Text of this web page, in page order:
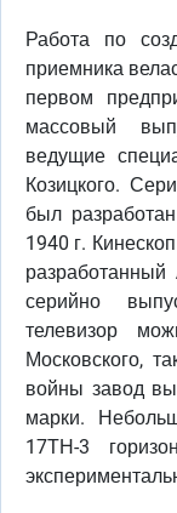
Работа по
приемника
первом
массовый
ведущие
Козицкого.
был
1940 г.
серийно
телевизор
Московского,
войны завод
марки.
17ТН-3